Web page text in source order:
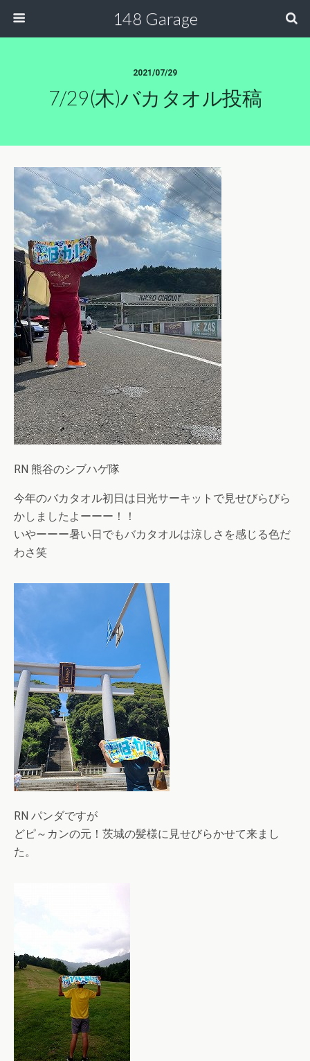
148 Garage
2021/07/29
7/29(木)バカタオル投稿
RN 熊谷のシブハゲ隊
今年のバカタオル初日は日光サーキットで見せびらびら
かしましたよーーー！！
いやーーー暑い日でもバカタオルは涼しさを感じる色だ
わさ笑
RN パンダですが
どピ～カンの元！茨城の髪様に見せびらかせて来まし
た。